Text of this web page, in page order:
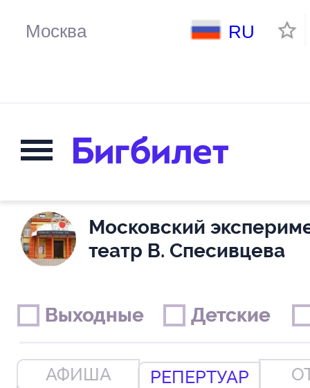
RU
Московский
театр В. Спесивцева
АФИША РЕПЕРТУАР
Выходные
Выходные Детские
Детские